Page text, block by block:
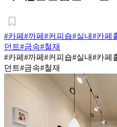
#카페 #까페 #커피숍#실내#카페
던트#금속#철재
#카페 #까페 #커피숍#실내#카페
던트#금속#철재